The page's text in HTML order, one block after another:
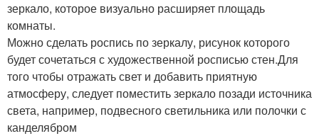
зеркало, которое визуально расширяет площадь
комнаты.
Можно сделать роспись по зеркалу, рисунок которого
будет сочетаться с художественной росписью стен.Для
того чтобы отражать свет и добавить приятную
атмосферу, следует поместить зеркало позади источника
света, например, подвесного светильника или полочки с
канделябром